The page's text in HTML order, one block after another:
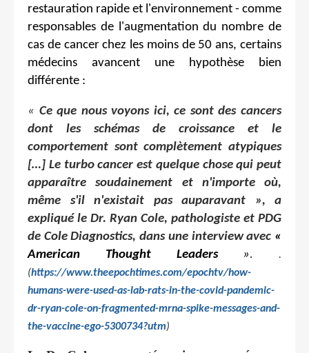
restauration rapide et l'environnement - comme
responsables de l'augmentation du nombre de
cas de cancer chez les moins de 50 ans, certains
médecins avancent une hypothèse bien
différente :
« Ce que nous voyons ici, ce sont des cancers
dont les schémas de croissance et le
comportement sont complètement atypiques
[…] Le turbo cancer est quelque chose qui peut
apparaître soudainement et n'importe où,
même s'il n'existait pas auparavant », a
expliqué le Dr. Ryan Cole, pathologiste et PDG
de Cole Diagnostics, dans une interview avec «
American Thought Leaders». .
(https://www.theepochtimes.com/epochtv/how-
humans-were-used-as-lab-rats-in-the-covid-pandemic-
dr-ryan-cole-on-fragmented-mrna-spike-messages-and-
the-vaccine-ego-5300734?utm)